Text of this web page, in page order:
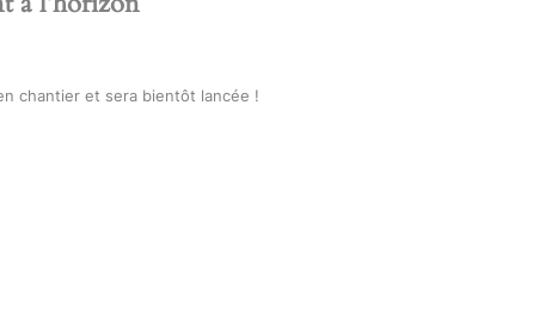
chantier et sera bientôt lancée !